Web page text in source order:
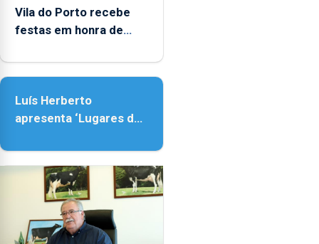
entre
as
e
as
18h00.
Vila do Porto recebe
festas em honra de
Assunção
Luís Herberto
apresenta ‘Lugares da